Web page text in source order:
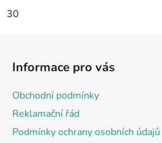
30
Informace pro vás
Obchodní podmínky
Reklamační řád
Podmínky ochrany osobních údajů